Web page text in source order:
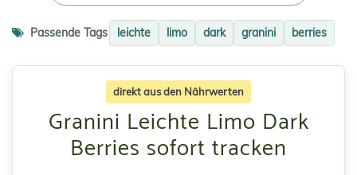
Passende Tags leichte limo dark granini berries
direkt aus den Nährwerten
Granini Leichte Limo Dark
Berries sofort tracken